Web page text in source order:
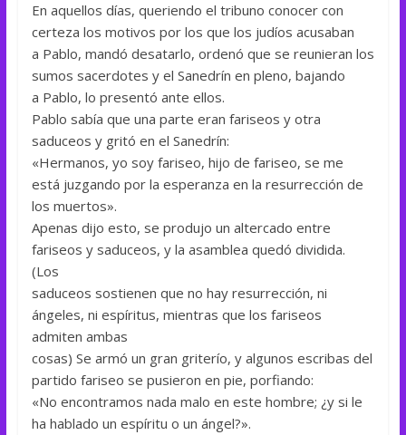
En aquellos días, queriendo el tribuno conocer con
certeza los motivos por los que los judíos acusaban
a Pablo, mandó desatarlo, ordenó que se reunieran los
sumos sacerdotes y el Sanedrín en pleno, bajando
a Pablo, lo presentó ante ellos.
Pablo sabía que una parte eran fariseos y otra
saduceos y gritó en el Sanedrín:
«Hermanos, yo soy fariseo, hijo de fariseo, se me
está juzgando por la esperanza en la resurrección de
los muertos».
Apenas dijo esto, se produjo un altercado entre
fariseos y saduceos, y la asamblea quedó dividida.
(Los
saduceos sostienen que no hay resurrección, ni
ángeles, ni espíritus, mientras que los fariseos
admiten ambas
cosas) Se armó un gran griterío, y algunos escribas del
partido fariseo se pusieron en pie, porfiando:
«No encontramos nada malo en este hombre; ¿y si le
ha hablado un espíritu o un ángel?».